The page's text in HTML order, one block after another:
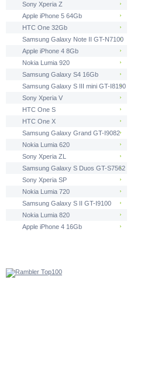
Sony Xperia Z
Apple iPhone 5 64Gb
HTC One 32Gb
Samsung Galaxy Note II GT-N7100
Apple iPhone 4 8Gb
Nokia Lumia 920
Samsung Galaxy S4 16Gb
Samsung Galaxy S III mini GT-I8190
Sony Xperia V
HTC One S
HTC One X
Samsung Galaxy Grand GT-I9082
Nokia Lumia 620
Sony Xperia ZL
Samsung Galaxy S Duos GT-S7562
Sony Xperia SP
Nokia Lumia 720
Samsung Galaxy S II GT-I9100
Nokia Lumia 820
Apple iPhone 4 16Gb